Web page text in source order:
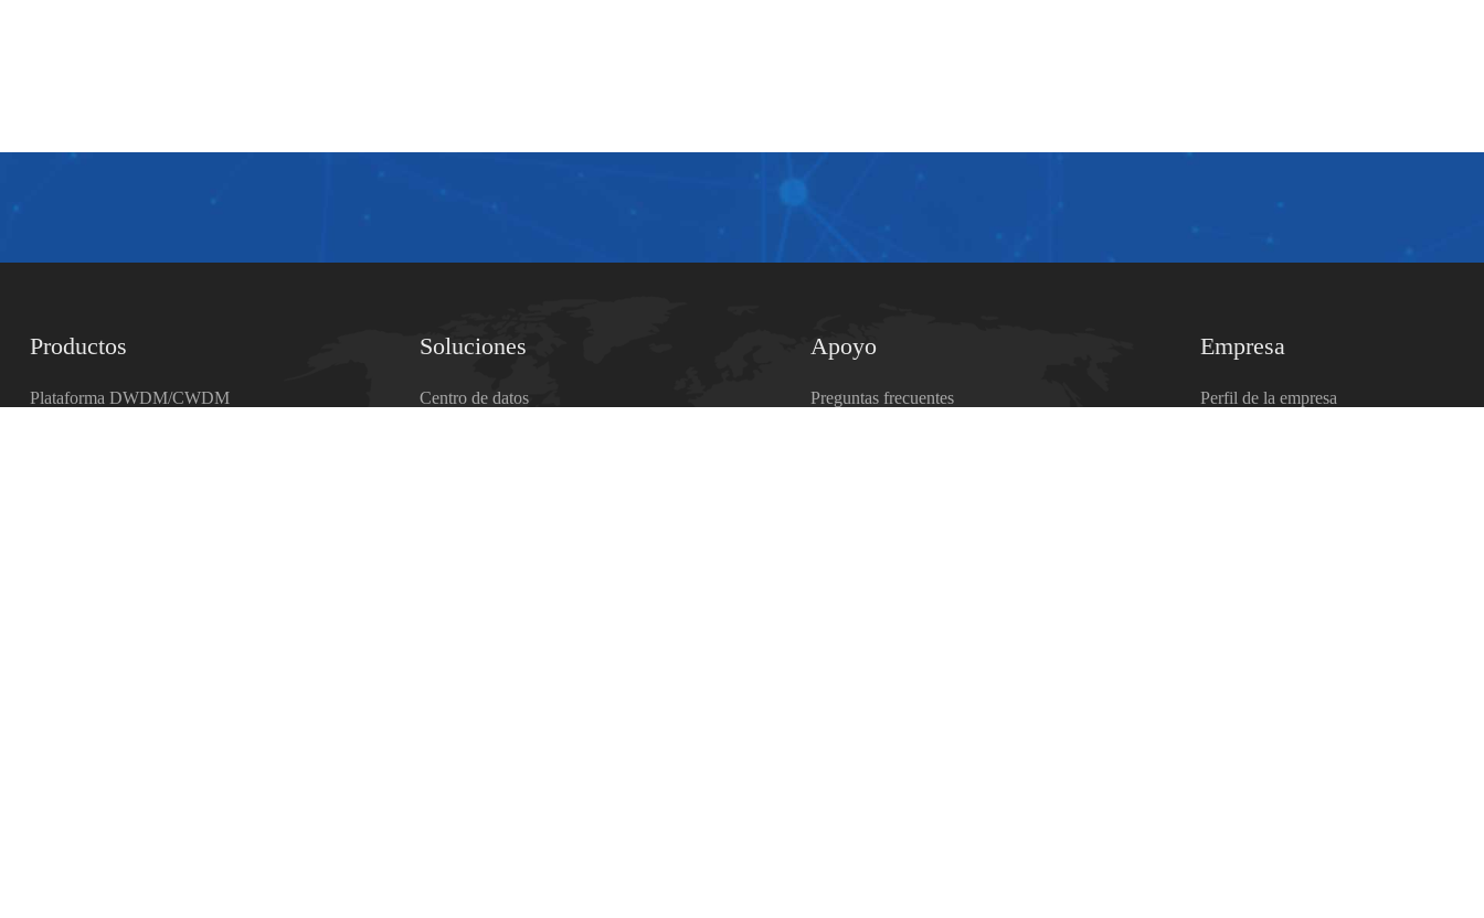
Productos
Plataforma DWDM/CWDM
Soluciones
Centro de datos
Apoyo
Preguntas frecuentes
Empresa
Perfil de la empresa